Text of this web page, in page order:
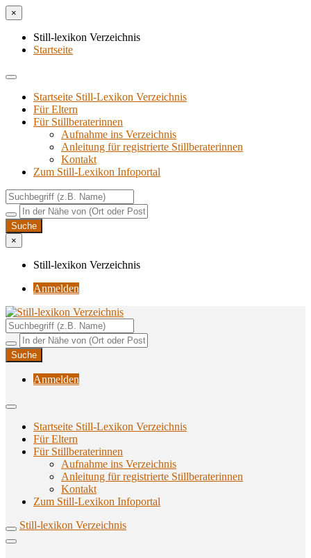
×
Still-lexikon Verzeichnis
Startseite
Startseite Still-Lexikon Verzeichnis
Für Eltern
Für Stillberaterinnen
Aufnahme ins Verzeichnis
Anlei­tung für regis­trier­te Stillberaterinnen
Kon­takt
Zum Still-Lexikon Infoportal
×
Still-lexikon Verzeichnis
Anmelden
Still-lexikon Verzeichnis
Unterstützungsangebote rund ums Stillen
Anmelden
Startseite Still-Lexikon Verzeichnis
Für Eltern
Für Stillberaterinnen
Aufnahme ins Verzeichnis
Anlei­tung für regis­trier­te Stillberaterinnen
Kon­takt
Zum Still-Lexikon Infoportal
Still-lexikon Verzeichnis